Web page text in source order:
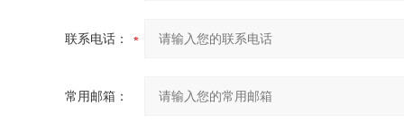
联系电话：
常用邮箱：